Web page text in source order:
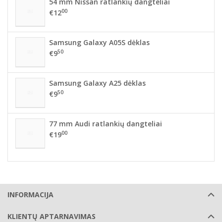
€1200
Samsung Galaxy A05S dėklas
€950
Samsung Galaxy A25 dėklas
€950
77 mm Audi ratlankių dangteliai
€1900
INFORMACIJA
KLIENTŲ APTARNAVIMAS